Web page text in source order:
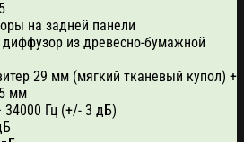
на задней панели
из древесно-бумажной
29 мм (мягкий тканевый купол) +
мм
34000 Гц (+/- 3 дБ)